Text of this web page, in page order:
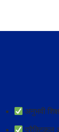
अनुभवी
प्रैक्टिकल